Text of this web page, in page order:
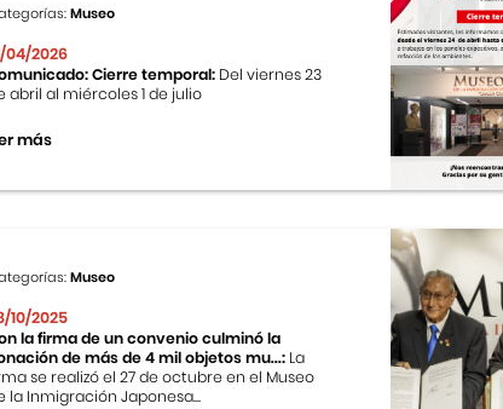
Museo
04/2026
Cierre temporal: Del viernes 23
abril al miércoles 1 de julio
más
Museo
10/2025
la firma de un convenio culminó la
de más de 4 mil objetos mu...: La
se realizó el 27 de octubre en el Museo
la Inmigración Japonesa...